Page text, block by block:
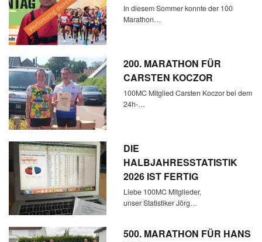
In diesem Sommer konnte der 100
Marathon…
200. MARATHON FÜR
CARSTEN KOCZOR
100MC Mitglied Carsten Koczor bei dem
24h-…
DIE
HALBJAHRESSTATISTIK
2026 IST FERTIG
Liebe 100MC Mitglieder,
unser Statistiker Jörg…
500. MARATHON FÜR HANS